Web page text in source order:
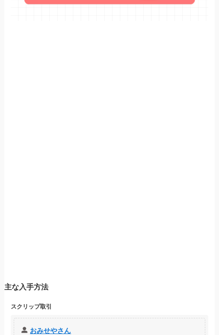
主な入手方法
スクリップ取引
おみせやさん